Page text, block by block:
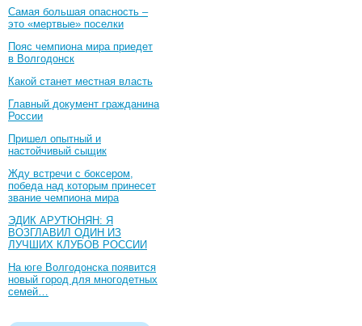
Самая большая опасность –
это «мертвые» поселки
Пояс чемпиона мира приедет
в Волгодонск
Какой станет местная власть
Главный документ гражданина
России
Пришел опытный и
настойчивый сыщик
Жду встречи с боксером,
победа над которым принесет
звание чемпиона мира
ЭДИК АРУТЮНЯН: Я
ВОЗГЛАВИЛ ОДИН ИЗ
ЛУЧШИХ КЛУБОВ РОССИИ
На юге Волгодонска появится
новый город для многодетных
семей…